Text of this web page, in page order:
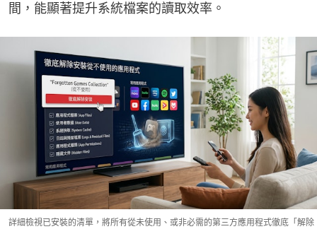
間，能顯著提升系統檔案的讀取效率。
詳細檢視已安裝的清單，將所有從未使用、或非必需的第三方應用程式徹底「解除